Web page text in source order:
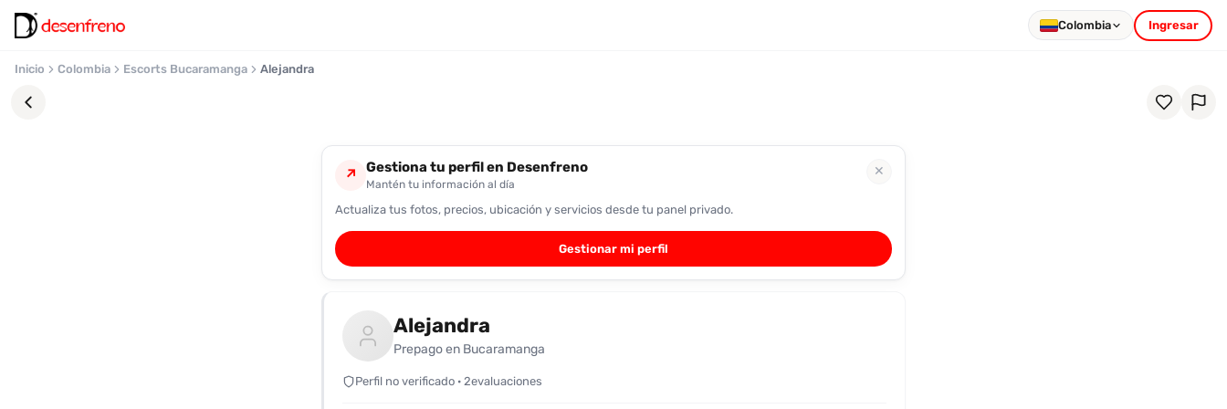
Colombia Ingresar
Inicio Colombia Escorts Bucaramanga Alejandra
↗ Gestiona tu perfil en Desenfreno
Mantén tu información al día
✕
Actualiza tus fotos, precios, ubicación y servicios desde tu panel privado.
Gestionar mi perfil
Alejandra
Prepago en Bucaramanga
Perfil no verificado · 2evaluaciones